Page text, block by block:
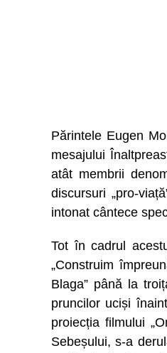
Părintele Eugen
mesajului
atât membrii
discursuri „pro-
intonat cântece
Tot în cadrul
„Construim
Blaga” până la
pruncilor uciși
proiecția filmului
Sebeșului, s-a